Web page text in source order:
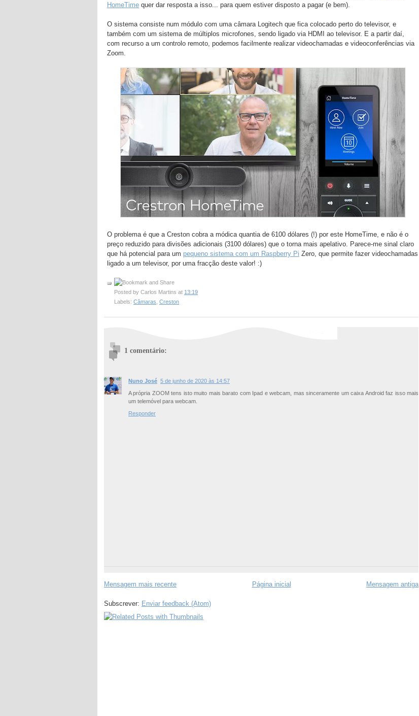
HomeTime quer dar resposta a isso... para quem estiver disposto a pagar (e bem).
O sistema consiste num módulo com uma câmara Logitech que fica colocado perto do televisor, e
também com um sistema de múltiplos microfones, sendo ligado via HDMI ao televisor. E a partir daí,
com recurso a um controlo remoto, podemos facilmente realizar videochamadas e videoconferências via
Zoom.
O problema é que a Creston cobra a módica quantia de 6100 dólares (!) por este HomeTime, e não é o
preço reduzido para divisões adicionais (3100 dólares) que o torna mais apelativo. Parece-me sinal claro
que há potencial para um pequeno sistema com um Raspberry Pi Zero, que permite fazer videochamadas
ligado a um televisor, por uma fracção deste valor! :)
Posted by Carlos Martins at 13:19
Labels: Câmaras, Creston
1 comentário:
Nuno José 5 de junho de 2020 às 14:57
A própria ZOOM tens isto muito mais barato com Ipad e webcam, mas sinceramente um caixa Android faz isso mais
um telemóvel para webcam.
Responder
Mensagem mais recente Mensagem antiga
Página inicial
Subscrever: Enviar feedback (Atom)